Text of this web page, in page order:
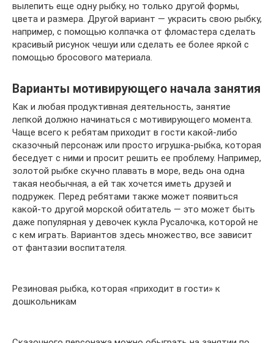
вылепить еще одну рыбку, но только другой формы,
цвета и размера. Другой вариант — украсить свою рыбку,
например, с помощью колпачка от фломастера сделать
красивый рисунок чешуи или сделать ее более яркой с
помощью бросового материала.
Варианты мотивирующего начала занятия
Как и любая продуктивная деятельность, занятие
лепкой должно начинаться с мотивирующего момента.
Чаще всего к ребятам приходит в гости какой-либо
сказочный персонаж или просто игрушка-рыбка, которая
беседует с ними и просит решить ее проблему. Например,
золотой рыбке скучно плавать в море, ведь она одна
такая необычная, а ей так хочется иметь друзей и
подружек. Перед ребятами также может появиться
какой-то другой морской обитатель — это может быть
даже популярная у девочек кукла Русалочка, которой не
с кем играть. Вариантов здесь множество, все зависит
от фантазии воспитателя.
Резиновая рыбка, которая «приходит в гости» к
дошкольникам